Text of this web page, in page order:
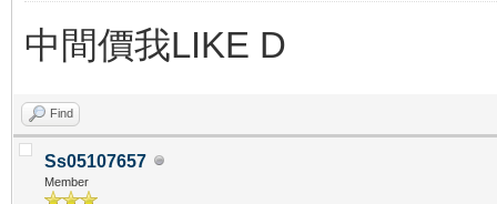
中間價我LIKE D
Find
Ss05107657
Member